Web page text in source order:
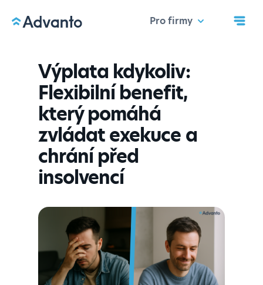
Pro firmy
Výplata kdykoliv:
Flexibilní benefit,
který pomáhá
zvládat exekuce a
chrání před
insolvencí